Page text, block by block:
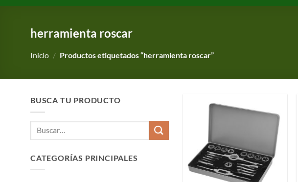
herramienta roscar
Inicio / Productos etiquetados “herramienta roscar”
BUSCA TU PRODUCTO
Buscar
CATEGORÍAS PRINCIPALES